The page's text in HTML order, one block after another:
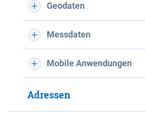
Geodaten
Messdaten
Mobile Anwendungen
Adressen